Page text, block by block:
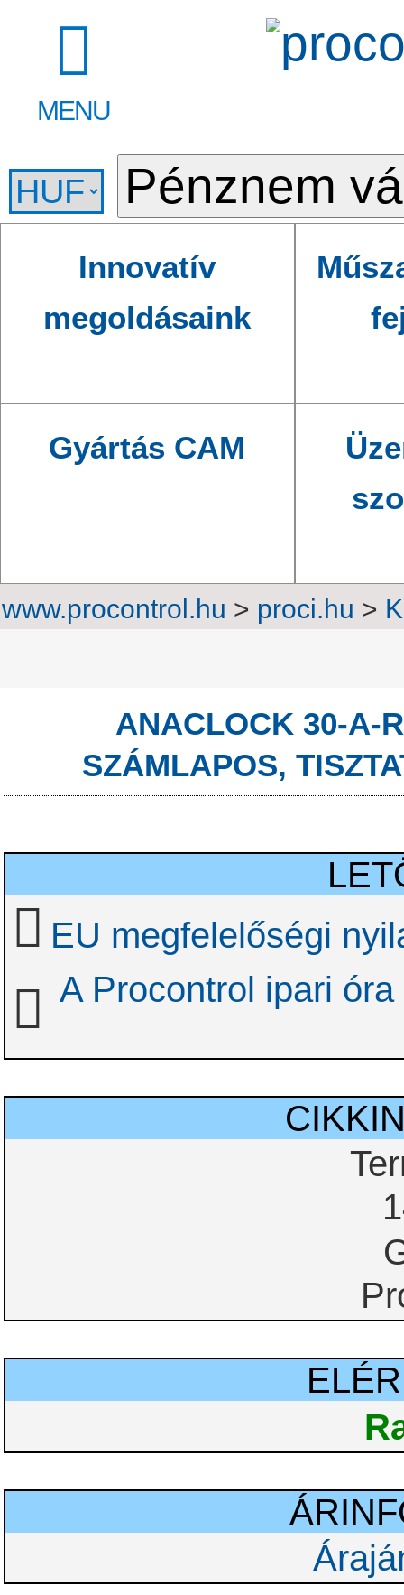
MENU
Innovatív
megoldásaink
Gyártás CAM
www.procontrol.hu > proci.hu >
ANACLOCK 30-A-
SZÁMLAPOS,
EU megfelelőségi
A Procontrol ipari